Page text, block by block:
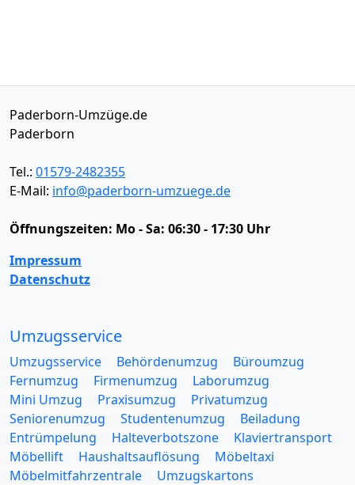
Paderborn-Umzüge.de
Paderborn
Tel.: 01579-2482355
E-Mail: info@paderborn-umzuege.de
Öffnungszeiten: Mo - Sa: 06:30 - 17:30 Uhr
Impressum
Datenschutz
Umzugsservice
Umzugsservice Behördenumzug
Büroumzug
Fernumzug
Firmenumzug
Laborumzug
Mini Umzug
Praxisumzug
Privatumzug
Seniorenumzug
Studentenumzug
Beiladung
Entrümpelung
Halteverbotszone
Klaviertransport
Möbellift
Haushaltsauflösung
Möbeltaxi
Möbelmitfahrzentrale
Umzugskartons